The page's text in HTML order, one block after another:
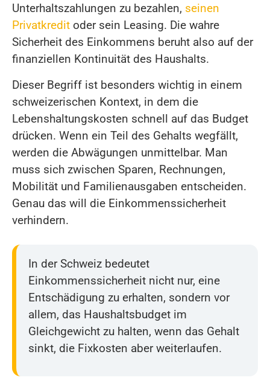
Unterhaltszahlungen zu bezahlen, seinen
Privatkredit oder sein Leasing. Die wahre
Sicherheit des Einkommens beruht also auf der
finanziellen Kontinuität des Haushalts.
Dieser Begriff ist besonders wichtig in einem
schweizerischen Kontext, in dem die
Lebenshaltungskosten schnell auf das Budget
drücken. Wenn ein Teil des Gehalts wegfällt,
werden die Abwägungen unmittelbar. Man
muss sich zwischen Sparen, Rechnungen,
Mobilität und Familienausgaben entscheiden.
Genau das will die Einkommenssicherheit
verhindern.
In der Schweiz bedeutet
Einkommenssicherheit nicht nur, eine
Entschädigung zu erhalten, sondern vor
allem, das Haushaltsbudget im
Gleichgewicht zu halten, wenn das Gehalt
sinkt, die Fixkosten aber weiterlaufen.